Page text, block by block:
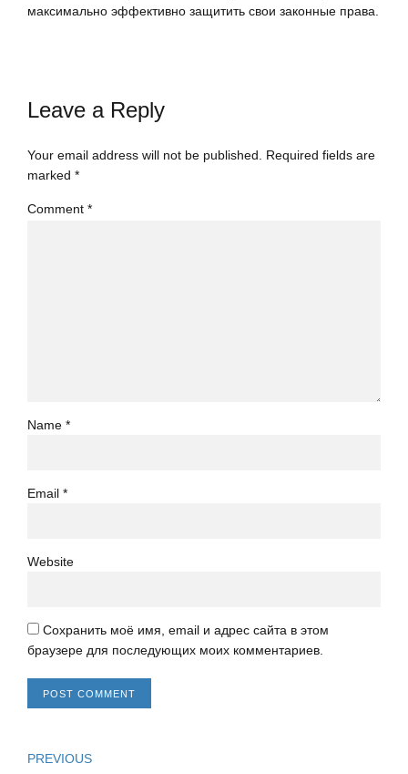
максимально эффективно защитить свои законные права.
Leave a Reply
Your email address will not be published. Required fields are
marked *
Comment *
Name *
Email *
Website
Сохранить моё имя, email и адрес сайта в этом
браузере для последующих моих комментариев.
POST COMMENT
PREVIOUS